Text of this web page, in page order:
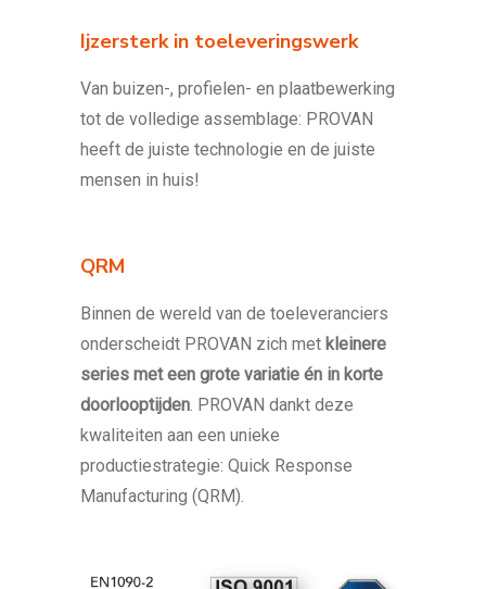
Ijzersterk in toeleveringswerk
Van buizen-, profielen- en plaatbewerking
tot de volledige assemblage: PROVAN
heeft de juiste technologie en de juiste
mensen in huis!
QRM
Binnen de wereld van de toeleveranciers
onderscheidt PROVAN zich met kleinere
series met een grote variatie én in korte
doorlooptijden. PROVAN dankt deze
kwaliteiten aan een unieke
productiestrategie: Quick Response
Manufacturing (QRM).